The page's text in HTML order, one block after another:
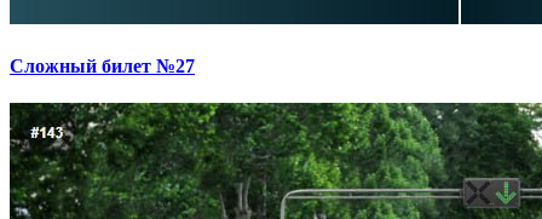
Сложный билет №27